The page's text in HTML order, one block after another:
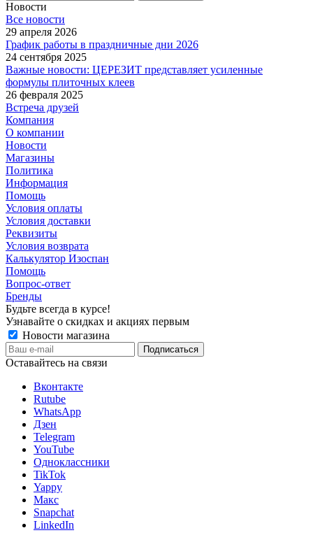
Новости
Все новости
29 апреля 2026
График работы в праздничные дни 2026
24 сентября 2025
Важные новости: ЦЕРЕЗИТ представляет усиленные
формулы плиточных клеев
26 февраля 2025
Встреча друзей
Компания
О компании
Новости
Магазины
Политика
Информация
Помощь
Условия оплаты
Условия доставки
Реквизиты
Условия возврата
Калькулятор Изоспан
Помощь
Вопрос-ответ
Бренды
Будьте всегда в курсе!
Узнавайте о скидках и акциях первым
Новости магазина
Оставайтесь на связи
Вконтакте
Rutube
WhatsApp
Дзен
Telegram
YouTube
Одноклассники
TikTok
Yappy
Макс
Snapchat
LinkedIn